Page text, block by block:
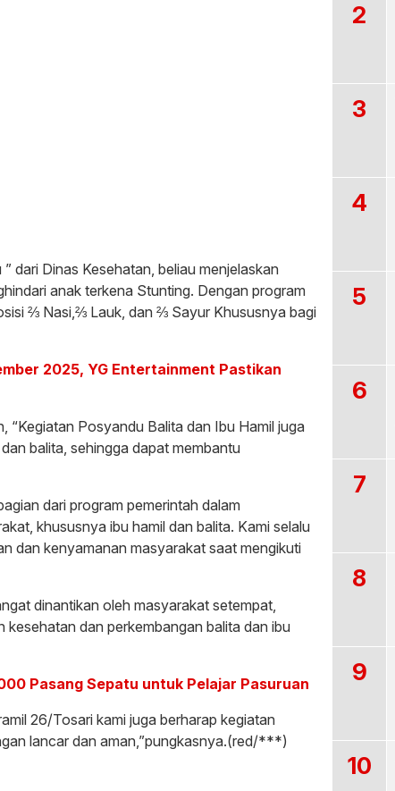
dari Dinas Kesehatan, beliau menjelaskan
anak terkena Stunting. Dengan program
⅔ Nasi,⅔ Lauk, dan ⅔ Sayur Khususnya bagi
2025, YG Entertainment Pastikan
Posyandu Balita dan Ibu Hamil juga
balita, sehingga dapat membantu
dari program pemerintah dalam
khususnya ibu hamil dan balita. Kami selalu
dan kenyamanan masyarakat saat mengikuti
dinantikan oleh masyarakat setempat,
dan perkembangan balita dan ibu
Pasang Sepatu untuk Pelajar Pasuruan
26/Tosari kami juga berharap kegiatan
lancar dan aman,”pungkasnya.(red/***)
2
3
4
5
6
7
8
9
10